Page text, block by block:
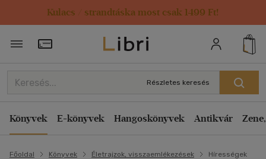
Kulacs / strandtáska most csak 1499 Ft!
Törzsvásárlói Kártya adatai
Részletes keresés
Könyvek E-könyvek Hangoskönyvek Antikvár
Főoldal Könyvek Életrajzok, visszaemlékezések Hírességek